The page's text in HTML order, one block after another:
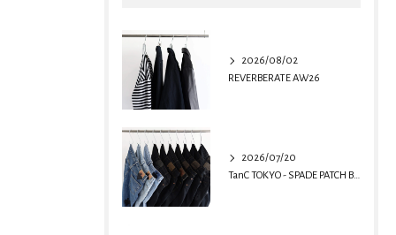
2026/08/02
REVERBERATE AW26
2026/07/20
TanC TOKYO - SPADE PATCH BUGGY REMAKE DENIM